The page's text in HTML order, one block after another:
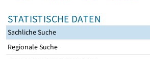
STATISTISCHE DATEN
Sachliche Suche
Regionale Suche